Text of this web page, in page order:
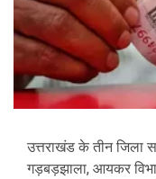
उत्तराखंड के तीन जिला
गड़बड़झाला, आयकर